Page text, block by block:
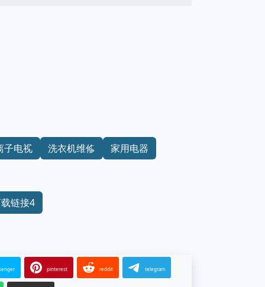
子电视 洗衣机维修 家用电器
链接4
pinterest reddit telegram